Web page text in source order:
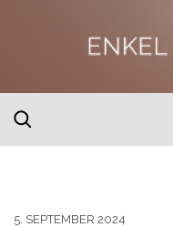
toggle
5. SEPTEMBER 2024